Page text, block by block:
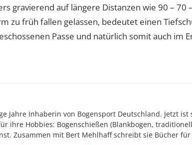
gravierend auf längere Distanzen wie 90 – 70
zu früh fallen gelassen, bedeutet einen
Passe und natürlich somit auch im
Jahre Inhaberin von Bogensport Deutschland. Jetzt ist
ihre Hobbies: Bogenschießen (Blankbogen,
Zusammen mit Bert Mehlhaff schreibt sie Bücher für